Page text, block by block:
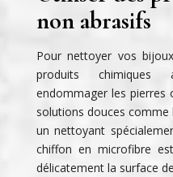
non abrasifs
Pour nettoyer vos
produits chimiques
endommager les pierres
solutions douces comme
un nettoyant
chiffon en microfibre
délicatement la surface